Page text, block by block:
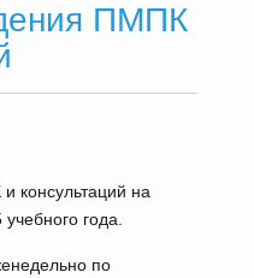
ПМПК
консультаций на
года.
по